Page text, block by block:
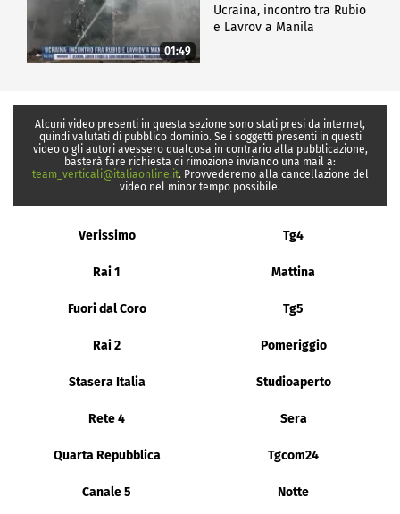
01:49
Ucraina, incontro tra Rubio
e Lavrov a Manila
Alcuni video presenti in questa sezione sono stati presi da internet,
quindi valutati di pubblico dominio. Se i soggetti presenti in questi
video o gli autori avessero qualcosa in contrario alla pubblicazione,
basterà fare richiesta di rimozione inviando una mail a:
team_verticali@italiaonline.it. Provvederemo alla cancellazione del
video nel minor tempo possibile.
Verissimo Tg4
Rai 1 Mattina
Fuori dal Coro Tg5
Rai 2 Pomeriggio
Stasera Italia Studioaperto
Rete 4 Sera
Quarta Repubblica Tgcom24
Canale 5 Notte